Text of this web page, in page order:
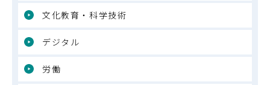
文化教育・科学技術
デジタル
労働